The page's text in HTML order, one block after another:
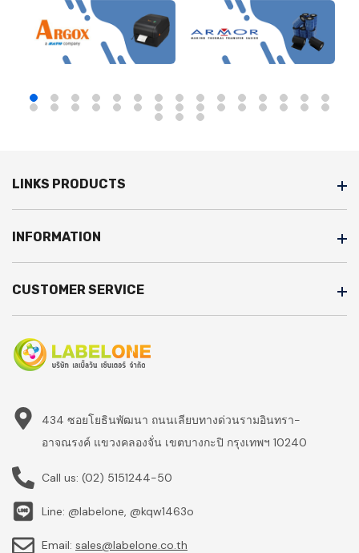
LINKS PRODUCTS
INFORMATION
CUSTOMER SERVICE
434 ซอยโยธินพัฒนา ถนนเลียบทางด่วนรามอินทรา-
อาจณรงค์ แขวงคลองจั่น เขตบางกะปิ กรุงเทพฯ 10240
Call us: (02) 5151244-50
Line: @labelone, @kqw1463o
Email: sales@labelone.co.th